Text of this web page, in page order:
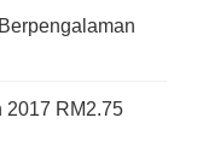
2017 RM2.75